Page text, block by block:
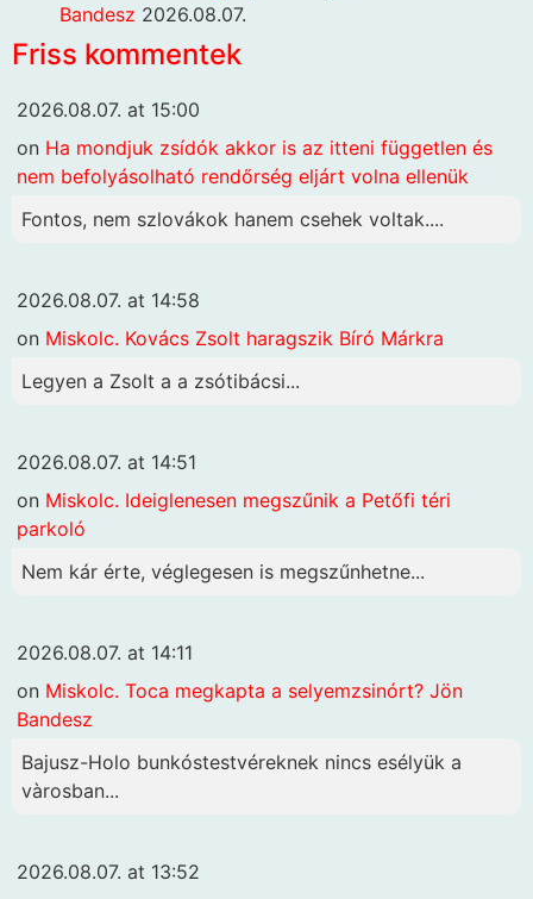
Bandesz 2026.08.07.
Friss kommentek
2026.08.07. at 15:00
on Ha mondjuk zsídók akkor is az itteni független és
nem befolyásolható rendőrség eljárt volna ellenük
Fontos, nem szlovákok hanem csehek voltak....
2026.08.07. at 14:58
on Miskolc. Kovács Zsolt haragszik Bíró Márkra
Legyen a Zsolt a a zsótibácsi...
2026.08.07. at 14:51
on Miskolc. Ideiglenesen megszűnik a Petőfi téri
parkoló
Nem kár érte, véglegesen is megszűnhetne...
2026.08.07. at 14:11
on Miskolc. Toca megkapta a selyemzsinórt? Jön
Bandesz
Bajusz-Holo bunkóstestvéreknek nincs esélyük a
vàrosban...
2026.08.07. at 13:52